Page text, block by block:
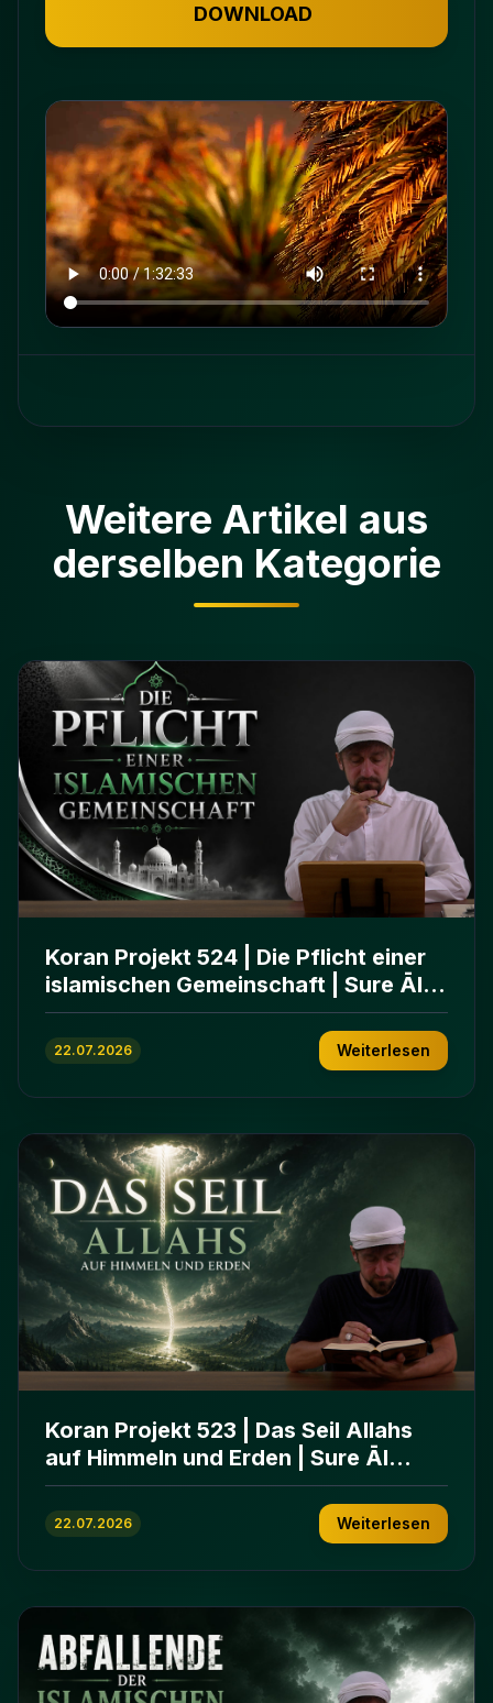
DOWNLOAD
Weitere Artikel aus
derselben Kategorie
Koran Projekt 524 | Die Pflicht einer
islamischen Gemeinschaft | Sure Āl
ʿImrān 103-112
22.07.2026 Weiterlesen
Koran Projekt 523 | Das Seil Allahs
auf Himmeln und Erden | Sure Āl
ʿImrān 103-112
22.07.2026 Weiterlesen